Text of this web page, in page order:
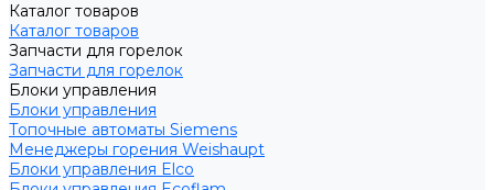
Каталог товаров
Каталог товаров
Запчасти для горелок
Запчасти для горелок
Блоки управления
Блоки управления
Топочные автоматы Siemens
Менеджеры горения Weishaupt
Блоки управления Elco